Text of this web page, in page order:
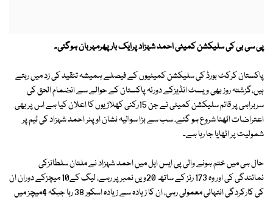
پی سی بی کی سلیکشن کمیٹی احمد شہزاد پرایک بار پھرمہربان ہوگئی۔
پاکستان کرکٹ بورڈ کی سلیکشن کمیٹیوں کے فیصلے ہمیشہ تنقید کی زد میں رہتے
ہیں،گزشتہ روز بھی ویسٹ انڈیزکے دورئہ پاکستان کے حوالے سے انضمام الحق کی
سربراہی پر قائم سلیکشن کمیٹی نے جن 15رکنی کھلاڑیوں کا اعلان کیا ہے اس پر بھی
اعتراضات اٹھنا شروع ہو گئے، سب سے بڑا سوالیہ نشان اوپنر احمد شہزاد کی ٹیم پر
شمولیت پر اٹھایا جا رہا ہے۔
حال ہی میں ختم ہونے والی پی ایس ایل میں احمد شہزاد نے ملتان سلطانزکی
نمائندگی کی اور وہ 173 رنز کے ساتھ 20ویں نمبر پر رہے، لیگ کے10 میچزکے دوران ان
کی کارکردگی انتہائی معمولی رہی، ان کا زیادہ سے زیادہ اسکور 38 رہا جبکہ 4میچز میں